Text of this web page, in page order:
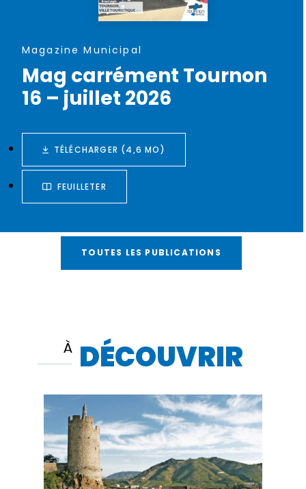
Magazine Municipal
Mag carrément Tournon
16 – juillet 2026
TÉLÉCHARGER (4,6 MO)
FEUILLETER
TOUTES LES PUBLICATIONS
À DÉCOUVRIR